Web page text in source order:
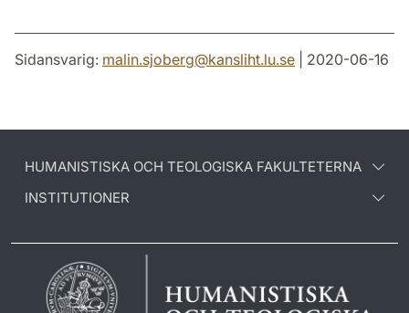
Sidansvarig: malin.sjoberg@kansliht.lu.se | 2020-06-16
HUMANISTISKA OCH TEOLOGISKA FAKULTETERNA
INSTITUTIONER